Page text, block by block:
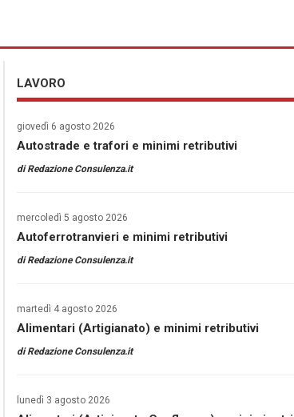
LAVORO
giovedì 6 agosto 2026
Autostrade e trafori e minimi retributivi
diRedazione Consulenza.it
mercoledì 5 agosto 2026
Autoferrotranvieri e minimi retributivi
diRedazione Consulenza.it
martedì 4 agosto 2026
Alimentari (Artigianato) e minimi retributivi
diRedazione Consulenza.it
lunedì 3 agosto 2026